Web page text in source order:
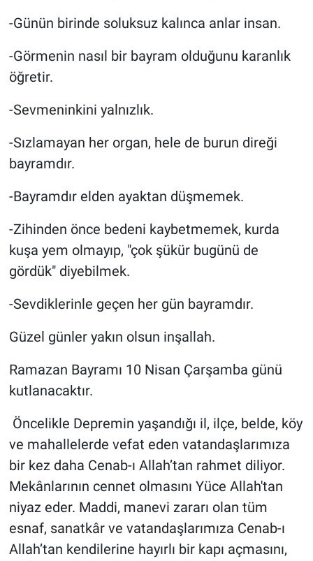
-Günün birinde soluksuz kalınca anlar insan.
-Görmenin nasıl bir bayram olduğunu karanlık
öğretir.
-Sevmeninkini yalnızlık.
-Sızlamayan her organ, hele de burun direği
bayramdır.
-Bayramdır elden ayaktan düşmemek.
-Zihinden önce bedeni kaybetmemek, kurda
kuşa yem olmayıp, "çok şükür bugünü de
gördük" diyebilmek.
-Sevdiklerinle geçen her gün bayramdır.
Güzel günler yakın olsun inşallah.
Ramazan Bayramı 10 Nisan Çarşamba günü
kutlanacaktır.
Öncelikle Depremin yaşandığı il, ilçe, belde, köy
ve mahallelerde vefat eden vatandaşlarımıza
bir kez daha Cenab-ı Allah’tan rahmet diliyor.
Mekânlarının cennet olmasını Yüce Allah'tan
niyaz eder. Maddi, manevi zararı olan tüm
esnaf, sanatkâr ve vatandaşlarımıza Cenab-ı
Allah’tan kendilerine hayırlı bir kapı açmasını,